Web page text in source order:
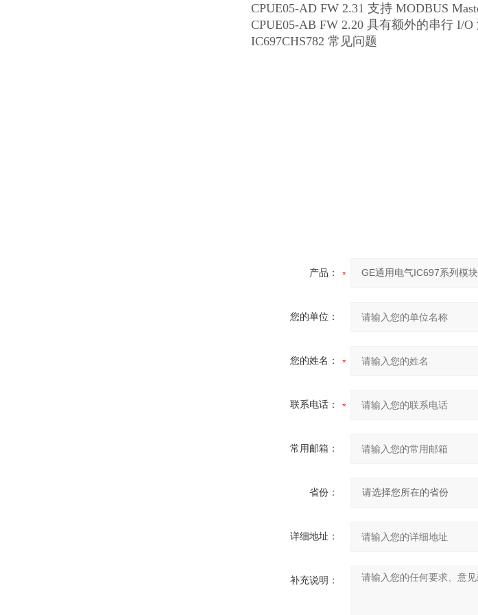
CPUE05-AD FW 2.31 支持 MODBUS
CPUE05-AB FW 2.20 具有额外的串行 I/
IC697CHS782 常见问题
产品：
您的单位：
您的姓名：
联系电话：
常用邮箱：
省份：
详细地址：
补充说明：